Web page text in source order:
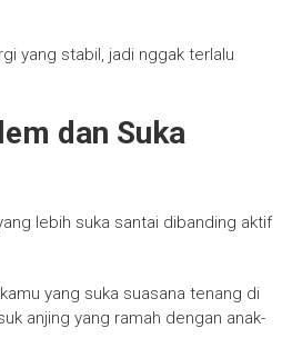
yang stabil, jadi nggak terlalu
dan Suka
lebih suka santai dibanding aktif
yang suka suasana tenang di
anjing yang ramah dengan anak-